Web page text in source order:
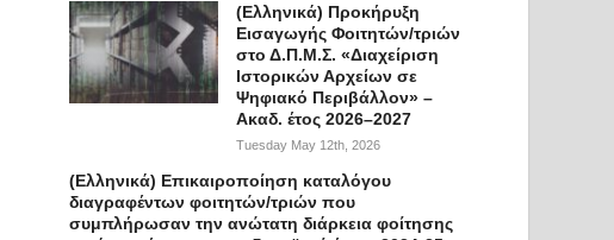
(Ελληνικά) Προκήρυξη
Εισαγωγής Φοιτητών/τριών
στο Δ.Π.Μ.Σ. «Διαχείριση
Ιστορικών Αρχείων σε
Ψηφιακό Περιβάλλον» –
Ακαδ. έτος 2026–2027
Tuesday May 12th, 2026
(Ελληνικά) Επικαιροποίηση καταλόγου
διαγραφέντων φοιτητών/τριών που
συμπλήρωσαν την ανώτατη διάρκεια φοίτησης